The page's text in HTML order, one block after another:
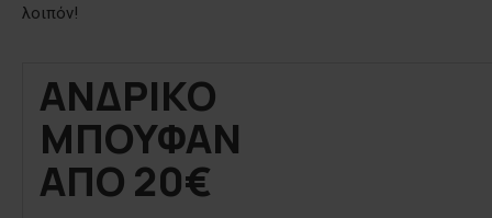
λοιπόν!
ΑΝΔΡΙΚΟ
ΜΠΟΥΦΑΝ
ΑΠΟ 20€